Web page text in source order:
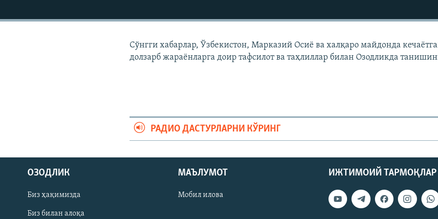
На русском
ИЖТИМОИЙ ТАРМОҚЛАР
Сўнгги хабарлар, Ўзбекистон, Марказий Осиë ва халқаро майдонда
долзарб жараëнларга доир тафсилот ва таҳлиллар билан Озодликда
РАДИО ДАСТУРЛАРНИ КЎРИНГ
ИЖТИМОИЙ ТАРМОҚЛАР
ОЗОДЛИК
Биз ҳақимизда
Биз билан алоқа
МАЪЛУМОТ
Мобил илова